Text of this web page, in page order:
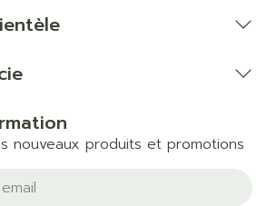
nouveaux produits et promotions